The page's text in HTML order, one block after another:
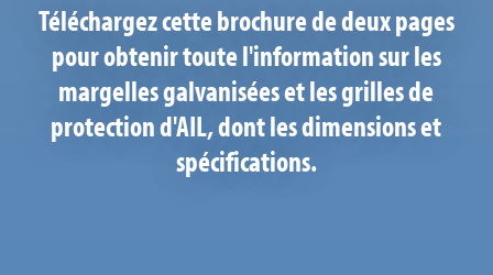
Téléchargez cette brochure de deux pages
pour obtenir toute l'information sur les
margelles galvanisées et les grilles de
protection d'AIL, dont les dimensions et
spécifications.